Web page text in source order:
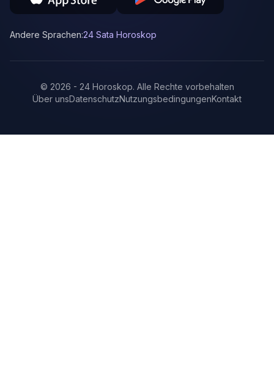
Andere Sprachen:24 Sata Horoskop
© 2026 - 24 Horoskop. Alle Rechte vorbehalten
Über unsDatenschutzNutzungsbedingungenKontakt